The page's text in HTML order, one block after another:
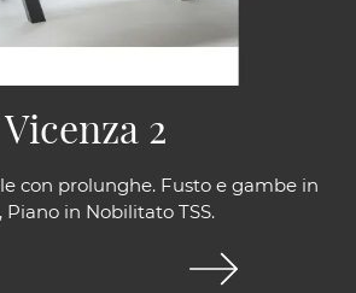
con prolunghe. Fusto e gambe in
Piano in Nobilitato TSS.
Vicenza 2